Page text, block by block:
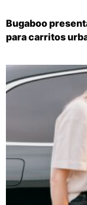
Bugaboo
para carritos